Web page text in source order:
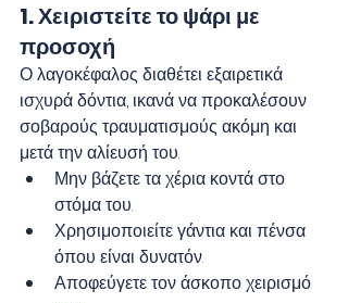
1. Χειριστείτε το ψάρι με
προσοχή
Ο λαγοκέφαλος διαθέτει εξαιρετικά
ισχυρά δόντια, ικανά να προκαλέσουν
σοβαρούς τραυματισμούς ακόμη και
μετά την αλίευσή του.
Μην βάζετε τα χέρια κοντά στο
στόμα του.
Χρησιμοποιείτε γάντια και πένσα
όπου είναι δυνατόν.
Αποφεύγετε τον άσκοπο χειρισμό